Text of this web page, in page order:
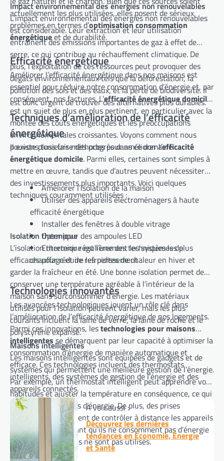
actuellement les plus utilisées, elles posent de sérieux
problèmes en termes d’optimisation consommation
énergétiqueet de durabilité.
Impact environnemental des énergies non renouvelables
L’impact environnemental des énergies non renouvelables
est considérable. Leur extraction et leur utilisation
entraînent des émissions importantes de gaz à effet de
serre, ce qui contribue au réchauffement climatique. De
plus, l’exploitation de ces ressources peut provoquer des
dégâts environnementaux tels que la déforestation, la
pollution des sols et des eaux, et la perte de biodiversité. Il
est donc urgent de trouver des alternatives plus durables.
Efficacité énergétique
Améliorer l’efficacité énergétique dans nos maisons est
essentiel pour réduire notre consommation d’énergie et, par
conséquent, nos factures. L’efficacité énergétique domicile
est un sujet de plus en plus pertinent, en particulier avec la
montée des coûts énergétiques et les préoccupations
environnementales croissantes. Voyons comment nous
pouvons tous faire des progrès dans ce domaine.
Techniques d’amélioration de l’efficacité
énergétique
Il existe plusieurs méthodes pour améliorer l’efficacité
énergétique domicile. Parmi elles, certaines sont simples à
mettre en œuvre, tandis que d’autres peuvent nécessiter
des investissements plus importants. Voici quelques
techniques couramment utilisées :
Améliorer l’isolation de la maison
Utiliser des appareils électroménagers à haute
efficacité énergétique
Installer des fenêtres à double vitrage
Opter pour des ampoules LED
Entretenir régulièrement les systèmes de
chauffage et de refroidissement
Isolation thermique
L’isolation thermique est l’une des techniques les plus
efficaces pour réduire les pertes de chaleur en hiver et
garder la fraîcheur en été. Une bonne isolation permet de
conserver une température agréable à l’intérieur de la
maison sans surconsommer d’énergie. Les matériaux
utilisés pour l’isolation peuvent varier, mais les plus
courants incluent la laine de verre, la laine de roche et le
polystyrène expansé.
Technologies innovantes
Les avancées technologiques jouent un rôle clé dans
l’amélioration de l’efficacité énergétique de nos logements.
Parmi ces innovations, lestechnologies pour maisons
intelligentes se démarquent par leur capacité à optimiser la
consommation d’énergie de manière automatique et
efficace. Ces technologies incluent des thermostats
intelligents, des systèmes de gestion de l’énergie et des
appareils connectés.
Maisons intelligentes
Les maisons intelligentes sont équipées de gadgets et de
systèmes qui permettent une meilleure gestion de l’énergie.
Par exemple, un thermostat intelligent peut apprendre vos
habitudes et ajuster la température en conséquence, ce qui
réduit les gaspillages d’énergie. De plus, des prises
connectées permettent de contrôler à distance les appareils
électriques, s’assurant qu’ils ne consomment pas d’énergie
inutilement lorsqu’ils ne sont pas utilisés.
A voir aussi :
Découvrez les dernières
tendances en Économie, Énergie
et Santé